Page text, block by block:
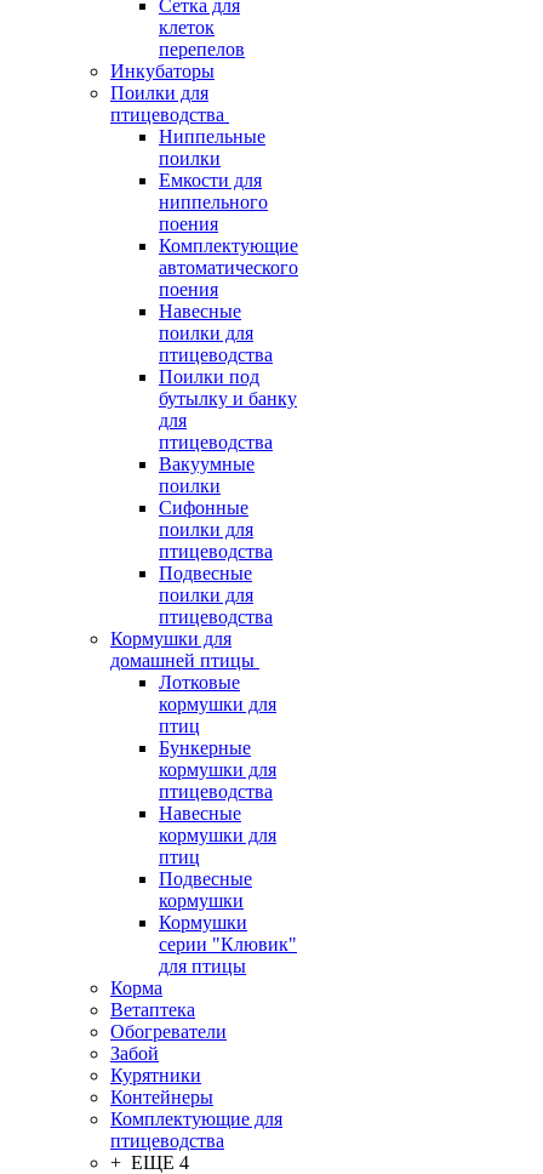
Сетка для
клеток
перепелов
Инкубаторы
Поилки для
птицеводства
Ниппельные
поилки
Емкости для
ниппельного
поения
Комплектующие
автоматического
поения
Навесные
поилки для
птицеводства
Поилки под
бутылку и банку
для
птицеводства
Вакуумные
поилки
Сифонные
поилки для
птицеводства
Подвесные
поилки для
птицеводства
Кормушки для
домашней птицы
Лотковые
кормушки для
птиц
Бункерные
кормушки для
птицеводства
Навесные
кормушки для
птиц
Подвесные
кормушки
Кормушки
серии "Клювик"
для птицы
Корма
Ветаптека
Обогреватели
Забой
Курятники
Контейнеры
Комплектующие для
птицеводства
+ ЕЩЕ 4